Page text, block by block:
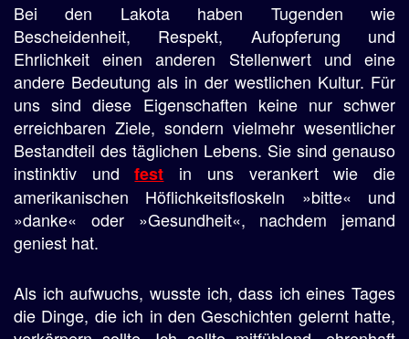
Bei den Lakota haben Tugenden wie
Bescheidenheit, Respekt, Aufopferung und
Ehrlichkeit einen anderen Stellenwert und eine
andere Bedeutung als in der westlichen Kultur. Für
uns sind diese Eigenschaften keine nur schwer
erreichbaren Ziele, sondern vielmehr wesentlicher
Bestandteil des täglichen Lebens. Sie sind genauso
instinktiv undfest in uns verankert wie die
amerikanischen Höflichkeitsfloskeln »bitte« und
»danke« oder »Gesundheit«, nachdem jemand
geniest hat.
Als ich aufwuchs, wusste ich, dass ich eines Tages
die Dinge, die ich in den Geschichten gelernt hatte,